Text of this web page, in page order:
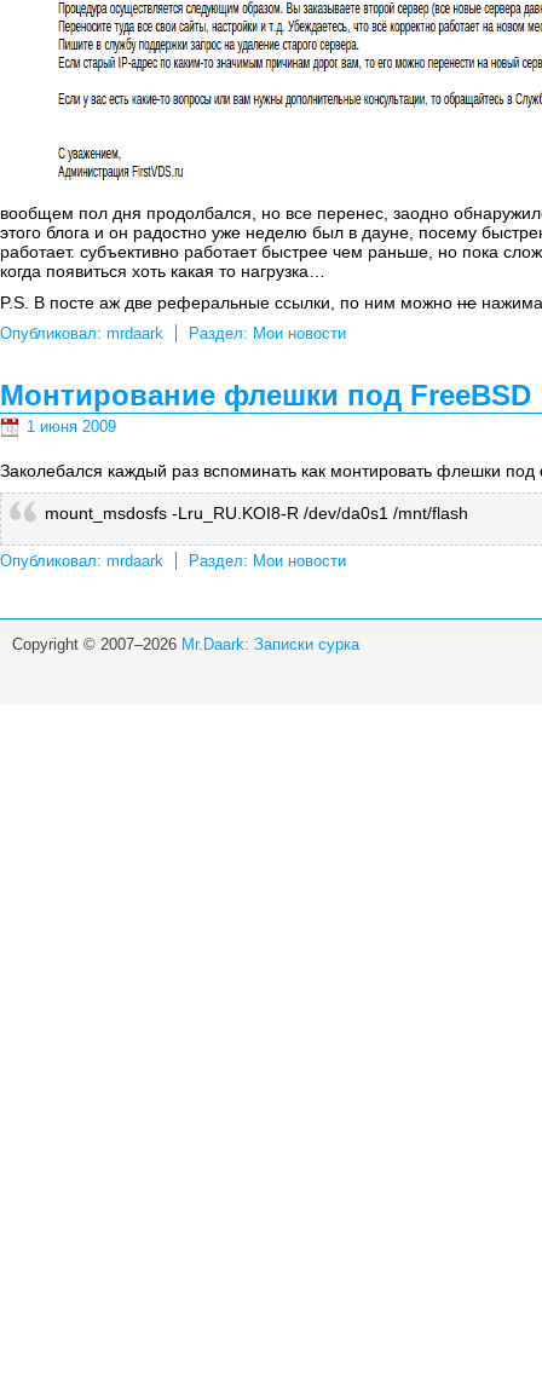
вообщем пол дня продолбался, но все перенес, заодно
этого блога и он радостно уже неделю был в дауне, посему
работает. субъективно работает быстрее чем раньше, но пока
когда появиться хоть какая то нагрузка…
P.S. В посте аж две реферальные ссылки, по ним можно не
Опубликовал: mrdaark Раздел: Мои новости
Монтирование флешки под FreeBSD
1 июня 2009
Заколебался каждый раз вспоминать как монтировать флешки
mount_msdosfs -Lru_RU.KOI8-R /dev/da0s1 /mnt/flash
Опубликовал: mrdaark Раздел: Мои новости
Copyright © 2007–2026 Mr.Daark: Записки сурка